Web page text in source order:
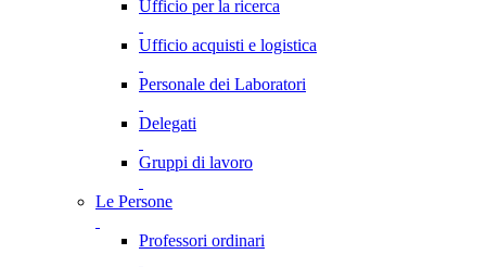
Ufficio per la ricerca
Ufficio acquisti e logistica
Personale dei Laboratori
Delegati
Gruppi di lavoro
Le Persone
Professori ordinari